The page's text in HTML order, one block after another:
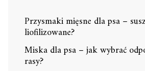
Przysmaki mięsne dla psa –
liofilizowane?
Miska dla psa – jak wybrać
rasy?